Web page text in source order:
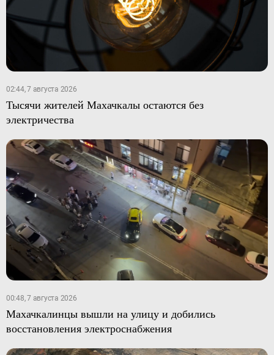
02:44, 7 августа 2026
Тысячи жителей Махачкалы остаются без
электричества
00:48, 7 августа 2026
Махачкалинцы вышли на улицу и добились
восстановления электроснабжения